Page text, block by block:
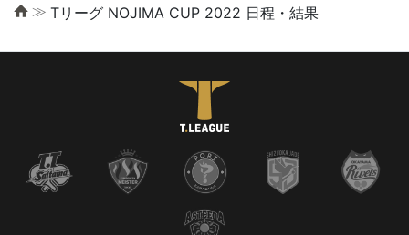
≫ Tリーグ NOJIMA CUP 2022 日程・結果